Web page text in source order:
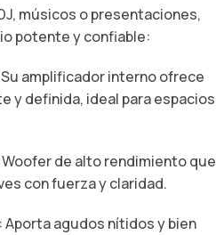
músicos o presentaciones,
potente y confiable:
Su amplificador interno ofrece
y definida, ideal para espacios
Woofer de alto rendimiento que
con fuerza y claridad.
: Aporta agudos nítidos y bien